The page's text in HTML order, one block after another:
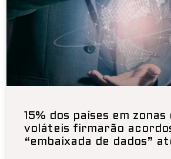
15% dos países em
voláteis firmarão
“embaixada de dados”